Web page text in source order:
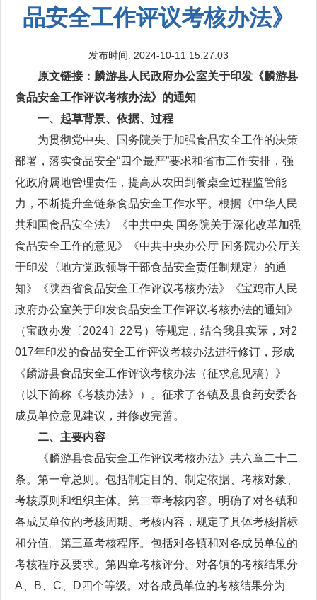
品安全工作评议考核办法》
发布时间: 2024-10-11 15:27:03
原文链接： 麟游县人民政府办公室关于印发《麟游县
食品安全工作评议考核办法》的通知
一、起草背景、依据、过程
为贯彻党中央、国务院关于加强食品安全工作的决策
部署，落实食品安全“四个最严”要求和省市工作安排，强
化政府属地管理责任，提高从农田到餐桌全过程监管能
力，不断提升全链条食品安全工作水平。根据《中华人民
共和国食品安全法》《中共中央 国务院关于深化改革加强
食品安全工作的意见》《中共中央办公厅 国务院办公厅关
于印发〈地方党政领导干部食品安全责任制规定〉的通
知》《陕西省食品安全工作评议考核办法》《宝鸡市人民
政府办公室关于印发食品安全工作评议考核办法的通知》
（宝政办发〔2024〕22号）等规定，结合我县实际，对2
017年印发的食品安全工作评议考核办法进行修订，形成
《麟游县食品安全工作评议考核办法（征求意见稿）》
（以下简称《考核办法》）。征求了各镇及县食药安委各
成员单位意见建议，并修改完善。
二、主要内容
《麟游县食品安全工作评议考核办法》共六章二十二
条。第一章总则。包括制定目的、制定依据、考核对象、
考核原则和组织主体。第二章考核内容。明确了对各镇和
各成员单位的考核周期、考核内容，规定了具体考核指标
和分值。第三章考核程序。包括对各镇和对各成员单位的
考核程序及要求。第四章考核评分。对各镇的考核结果分
A、B、C、D四个等级。对各成员单位的考核结果分为